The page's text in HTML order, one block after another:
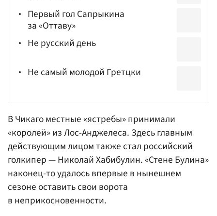
Первый гол Сапрыкина
за «Оттаву»
Не русский день
Не самый молодой Гретцки
В Чикаго местные «ястребы» принимали
«королей» из Лос-Анджелеса. Здесь главным
действующим лицом также стал российский
голкипер — Николай Хабибулин. «Стене Булина»
наконец-то удалось впервые в нынешнем
сезоне оставить свои ворота
в неприкосновенности.